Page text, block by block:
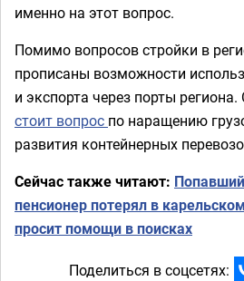
именно на этот вопрос.
Помимо вопросов стройки в
прописаны возможности
и экспорта через порты
стоит вопрос по наращению
развития контейнерных
Сейчас также читают:
пенсионер потерял в
просит помощи в поисках
Поделиться в соцсетях: